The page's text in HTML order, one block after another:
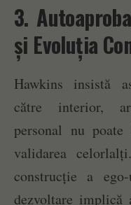
3.
și Evoluția
Hawkins insistă
către interior,
personal nu
validarea
construcție a
dezvoltare implică